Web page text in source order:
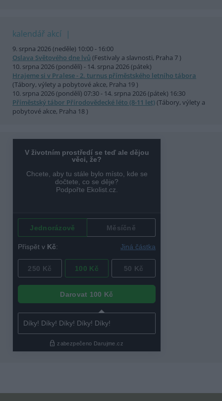
kalendář akcí
9. srpna 2026 (neděle) 10:00 - 16:00
Oslava Světového dne lvů (Festivaly a slavnosti, Praha 7 )
10. srpna 2026 (pondělí) - 14. srpna 2026 (pátek)
Hrajeme si v Pralese - 2. turnus příměstského letního tábora
(Tábory, výlety a pobytové akce, Praha 19 )
10. srpna 2026 (pondělí) 07:30 - 14. srpna 2026 (pátek) 16:30
Příměstský tábor Přírodovědecké léto (8-11 let)(Tábory, výlety a
pobytové akce, Praha 18 )